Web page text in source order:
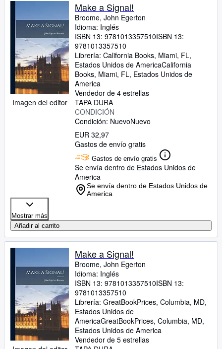
Imagen del editor
Make a Signal!
Broome, John Egerton
Idioma: Inglés
ISBN 13: 9781013357510ISBN 13:
9781013357510
Librería: California Books, Miami, FL,
Estados Unidos de AmericaCalifornia
Books, Miami, FL, Estados Unidos de
America
Vendedor de 4 estrellas
TAPA DURA
CONDICIÓN
Condición: NuevoNuevo
EUR 32,97
Gastos de envío gratis
Gastos de envío gratis
Se envía dentro de Estados Unidos de
America
Se envía dentro de Estados Unidos de
America
Mostrar más
Añadir al carrito
Make a Signal!
Broome, John Egerton
Idioma: Inglés
ISBN 13: 9781013357510ISBN 13:
9781013357510
Librería: GreatBookPrices, Columbia, MD,
Estados Unidos de
AmericaGreatBookPrices, Columbia, MD,
Estados Unidos de America
Vendedor de 5 estrellas